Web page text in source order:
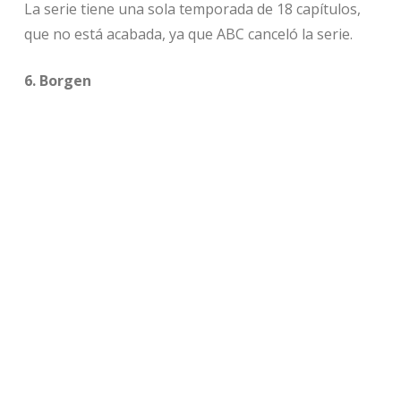
La serie tiene una sola temporada de 18 capítulos,
que no está acabada, ya que ABC canceló la serie.
6. Borgen